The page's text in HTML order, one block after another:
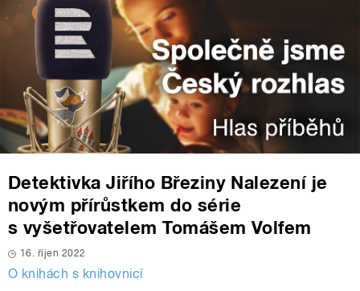
Detektivka Jiřího Březiny Nalezení je
novým přírůstkem do série
s vyšetřovatelem Tomášem Volfem
16. říjen 2022
O knihách s knihovnicí